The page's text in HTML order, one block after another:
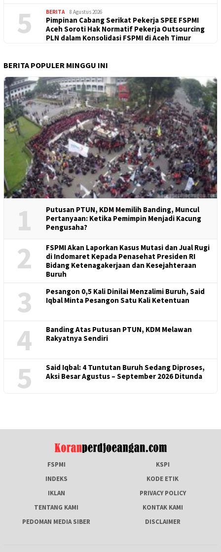
5 BERITA 8 Agustus 2026
Pimpinan Cabang Serikat Pekerja SPEE FSPMI
Aceh Soroti Hak Normatif Pekerja Outsourcing
PLN dalam Konsolidasi FSPMI di Aceh Timur
BERITA POPULER MINGGU INI
1
Putusan PTUN, KDM Memilih Banding, Muncul
Pertanyaan: Ketika Pemimpin Menjadi Kacung
Pengusaha?
2
FSPMI Akan Laporkan Kasus Mutasi dan Jual Rugi
di Indomaret Kepada Penasehat Presiden RI
Bidang Ketenagakerjaan dan Kesejahteraan
Buruh
3
Pesangon 0,5 Kali Dinilai Menzalimi Buruh, Said
Iqbal Minta Pesangon Satu Kali Ketentuan
4
Banding Atas Putusan PTUN, KDM Melawan
Rakyatnya Sendiri
5
Said Iqbal: 4 Tuntutan Buruh Sedang Diproses,
Aksi Besar Agustus – September 2026 Ditunda
FSPMI
KSPI
INDEKS
KODE ETIK
IKLAN
PRIVACY POLICY
TENTANG KAMI
KONTAK KAMI
PEDOMAN MEDIA SIBER
DISCLAIMER